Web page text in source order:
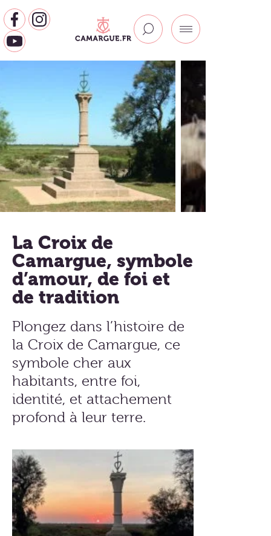
La Croix de
Camargue, symbole
d’amour, de foi et
de tradition
Plongez dans l’histoire de
la Croix de Camargue, ce
symbole cher aux
habitants, entre foi,
identité, et attachement
profond à leur terre.